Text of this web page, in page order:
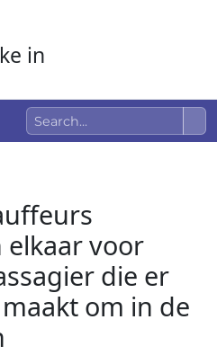
in
voor
die er
om in de